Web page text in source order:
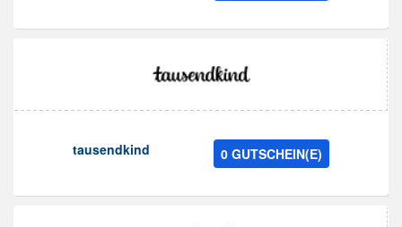
tausendkind 0 GUTSCHEIN(E)